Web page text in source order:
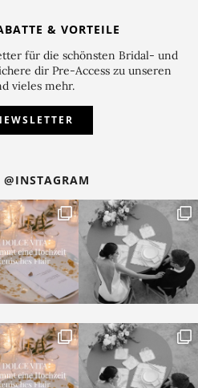
& VORTEILE
für die schönsten Bridal- und
dir Pre-Access zu unseren
vieles mehr.